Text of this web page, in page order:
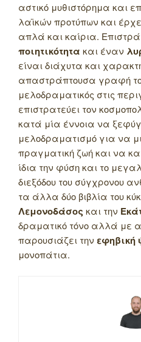
αστικό μυθιστόρημα και
λαϊκών προτύπων και
απλά και καίρια.
ποιητικότητα και έναν
είναι διάχυτα και
απαστράπτουσα γραφή
μελοδραματικός στις
επιστρατεύει τον
κατά μία έννοια να
μελοδραματισμό για να
πραγματική ζωή και να
ίδια την φύση και το
διεξόδου του σύγχρονου
τα άλλα δύο βιβλία του
Λεμονοδάσος και την
δραματικό τόνο αλλά με
παρουσιάζει την εφηβική
μονοπάτια.